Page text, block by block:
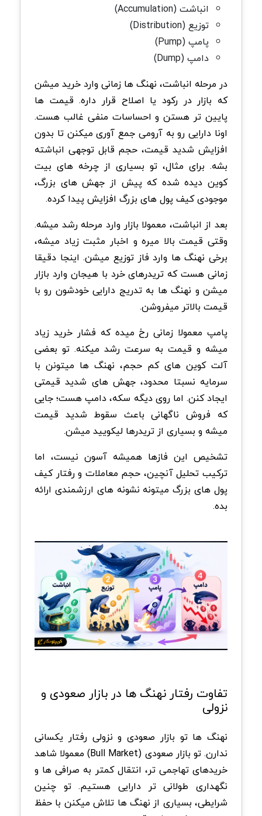
انباشت (Accumulation)
توزیع (Distribution)
پامپ (Pump)
دامپ (Dump)
در مرحله انباشت، نهنگ ها زمانی وارد خرید میشن
که بازار در رکود یا اصلاح قرار داره. قیمت ها
پایین تر هستن و احساسات منفی غالب هست.
اونا دارایی رو به آرومی جمع آوری میکنن تا بدون
افزایش شدید قیمت، حجم قابل توجهی انباشته
بشه. برای مثال، تو بسیاری از چرخه های بیت
کوین دیده شده که پیش از جهش های بزرگ،
موجودی کیف پول های بزرگ افزایش پیدا کرده.
بعد از انباشت، معمولا بازار وارد مرحله رشد میشه.
وقتی قیمت بالا میره و اخبار مثبت زیاد میشه،
برخی نهنگ ها وارد فاز توزیع میشن. اینجا دقیقا
زمانی هست که تریدرهای خرد با هیجان وارد بازار
میشن و نهنگ ها به تدریج دارایی خودشون رو با
قیمت بالاتر میفروشن.
پامپ معمولا زمانی رخ میده که فشار خرید زیاد
میشه و قیمت به سرعت رشد میکنه. تو بعضی
آلت کوین های کم حجم، نهنگ ها میتونن با
سرمایه نسبتا محدود، جهش های شدید قیمتی
ایجاد کنن. اما روی دیگه سکه، دامپ هست؛ جایی
که فروش ناگهانی باعث سقوط شدید قیمت
میشه و بسیاری از تریدرها لیکویید میشن.
تشخیص این فازها همیشه آسون نیست، اما
ترکیب تحلیل آنچین، حجم معاملات و رفتار کیف
پول های بزرگ میتونه نشونه های ارزشمندی ارائه
بده.
تفاوت رفتار نهنگ ها در بازار صعودی و
نزولی
نهنگ ها تو بازار صعودی و نزولی رفتار یکسانی
ندارن. تو بازار صعودی (Bull Market) معمولا شاهد
خریدهای تهاجمی تر، انتقال کمتر به صرافی ها و
نگهداری طولانی تر دارایی هستیم. تو چنین
شرایطی، بسیاری از نهنگ ها تلاش میکنن با حفظ